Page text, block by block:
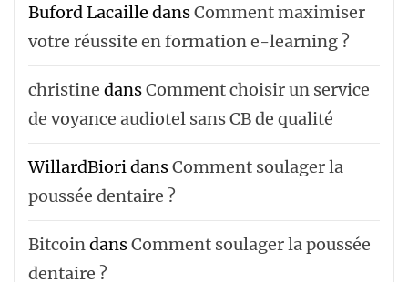
Buford Lacaille dansComment maximiser
votre réussite en formation e-learning ?
christine dansComment choisir un service
de voyance audiotel sans CB de qualité
WillardBiori dansComment soulager la
poussée dentaire ?
Bitcoin dansComment soulager la poussée
dentaire ?